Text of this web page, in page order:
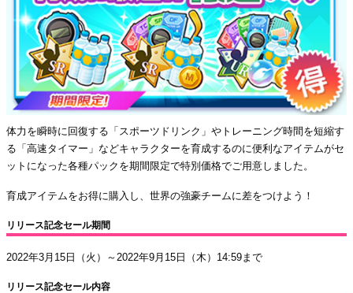
体力を瞬時に回復する「スポーツドリンク」やトレーニング時間を短縮す
る「高速タイマー」などキャラクターを育成するのに便利なアイテムがセ
ットになった各種パックを期間限定で特別価格でご用意しました。
育成アイテムをお得に購入し、世界の強豪チームに差をつけよう！
リリース記念セール期間
2022年3月15日（火）～2022年9月15日（木）14:59まで
リリース記念セール内容